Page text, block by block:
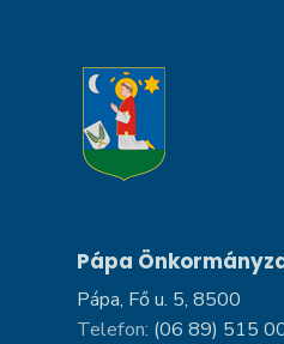
Pápa
Pápa, Fő u. 5, 8500
Telefon: (06 89) 515